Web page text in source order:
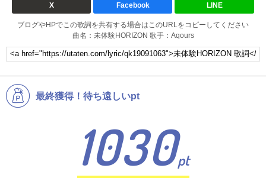
X Facebook LINE
ブログやHPでこの歌詞を共有する場合はこのURLをコピーしてください
曲名：未体験HORIZON 歌手：Aqours
最終獲得！待ち遠しいpt
1030pt